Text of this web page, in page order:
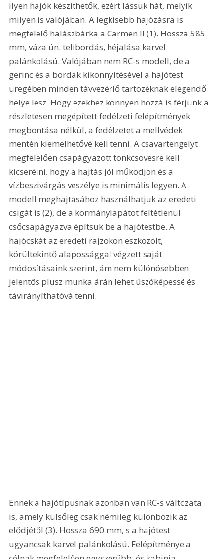
ilyen hajók készíthetők, ezért lássuk hát, melyik
milyen is valójában. A legkisebb hajózásra is
megfelelő halászbárka a Carmen II (1). Hossza 585
mm, váza ún. telibordás, héjalása karvel
palánkolású. Valójában nem RC-s modell, de a
gerinc és a bordák kikönnyítésével a hajótest
üregében minden távvezérlő tartozéknak elegendő
helye lesz. Hogy ezekhez könnyen hozzá is férjünk a
részletesen megépített fedélzeti felépítmények
megbontása nélkül, a fedélzetet a mellvédek
mentén kiemelhetővé kell tenni. A csavartengelyt
megfelelően csapágyazott tönkcsövesre kell
kicserélni, hogy a hajtás jól működjön és a
vízbeszivárgás veszélye is minimális legyen. A
modell meghajtásához használhatjuk az eredeti
csigát is (2), de a kormánylapátot feltétlenül
csőcsapágyazva építsük be a hajótestbe. A
hajócskát az eredeti rajzokon eszközölt,
körültekintő alapossággal végzett saját
módosításaink szerint, ám nem különösebben
jelentős plusz munka árán lehet úszóképessé és
távirányíthatóvá tenni.
Ennek a hajótípusnak azonban van RC-s változata
is, amely külsőleg csak némileg különbözik az
elődjétől (3). Hossza 690 mm, s a hajótest
ugyancsak karvel palánkolású. Felépítménye a